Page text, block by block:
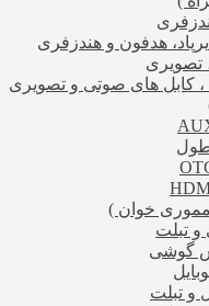
هدفون و هندزفری
تصویری
، کابل های صوتی و تصویری
طول
خوان )
و تبلت
گوشی
و تبلت